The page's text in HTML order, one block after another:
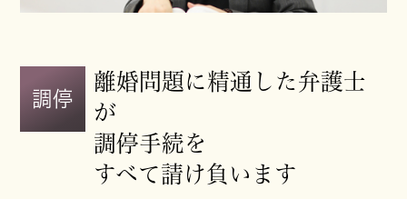
調停
離婚問題に精通した弁護士
が
調停手続を
すべて請け負います